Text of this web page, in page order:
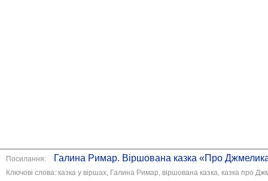
Посилання: Галина Римар. Віршована казка «Про
Ключові слова: казка у віршах, Галина Римар, віршована казка, казка про